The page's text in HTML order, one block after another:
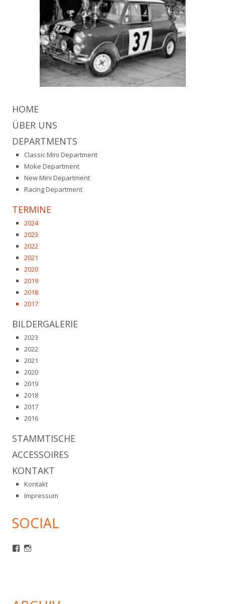
HOME
ÜBER UNS
DEPARTMENTS
Classic Mini Department
Moke Department
New Mini Department
Racing Department
TERMINE
2024
2023
2022
2021
2020
2019
2018
2017
BILDERGALERIE
2023
2022
2021
2020
2019
2018
2017
2016
STAMMTISCHE
ACCESSOIRES
KONTAKT
Kontakt
Impressum
SOCIAL
Profil